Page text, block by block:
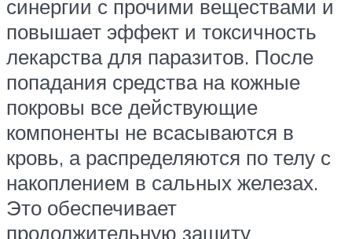
синергии с прочими веществами и
повышает эффект и токсичность
лекарства для паразитов. После
попадания средства на кожные
покровы все действующие
компоненты не всасываются в
кровь, а распределяются по телу с
накоплением в сальных железах.
Это обеспечивает
продолжительную защиту